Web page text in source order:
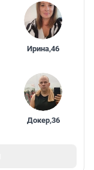
Ирина,46
Докер,36